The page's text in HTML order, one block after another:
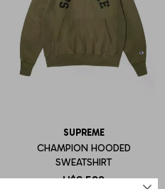
SUPREME
CHAMPION HOODED
SWEATSHIRT
U$S 588